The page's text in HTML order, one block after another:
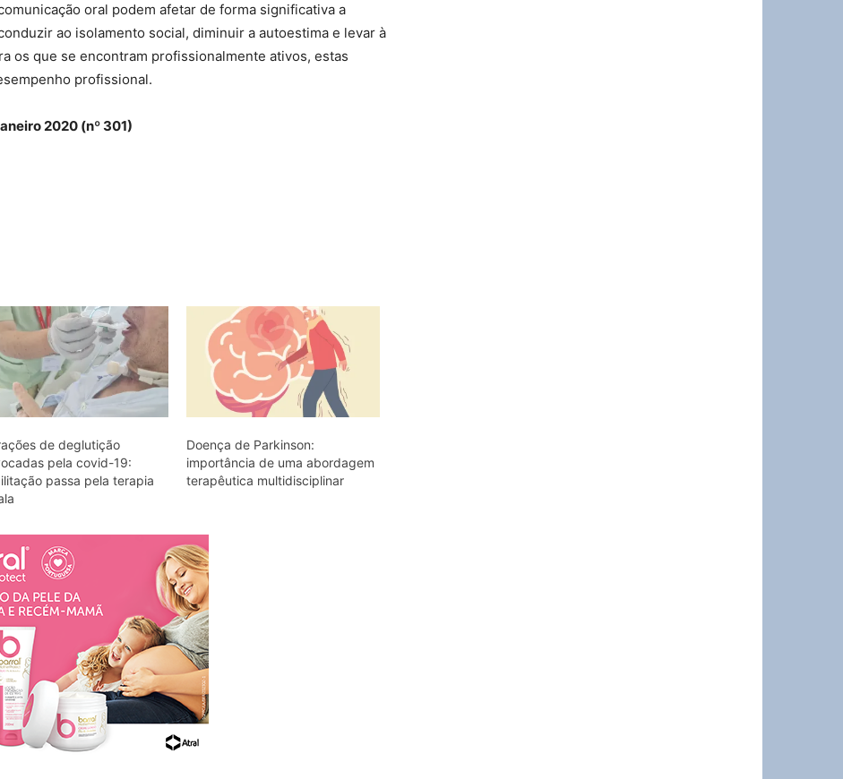
oral podem afetar de forma significativa a
ao isolamento social, diminuir a autoestima e levar à
os que se encontram profissionalmente ativos, estas
profissional.
2020 (nº 301)
de deglutição
pela covid-19:
passa pela terapia
Doença de Parkinson:
importância de uma abordagem
terapêutica multidisciplinar